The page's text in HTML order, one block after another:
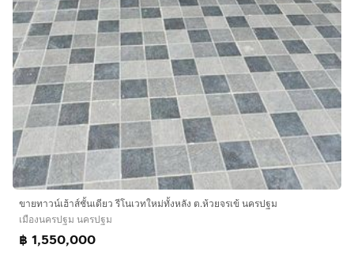
ขายทาวน์เฮ้าส์ชั้นเดียว รีโนเวทใหม่ทั้งหลัง ต.ห้วยจรเข้ นครปฐม
เมืองนครปฐม นครปฐม
฿ 1,550,000